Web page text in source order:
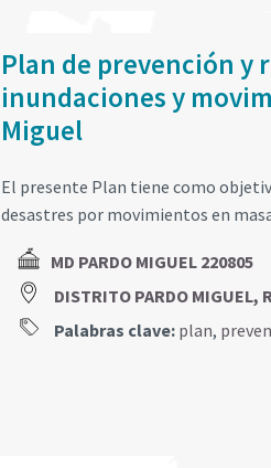
Plan de prevención y
inundaciones y
Miguel
El presente Plan tiene como
desastres por movimientos en
MD PARDO MIGUEL 220805
DISTRITO PARDO MIGUEL,
Palabras clave: plan,